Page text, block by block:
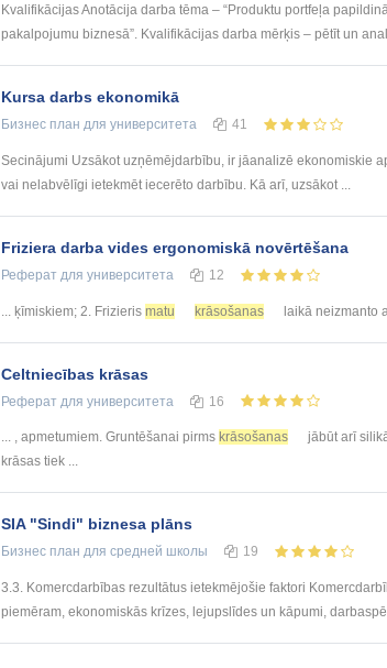
Kvalifikācijas Anotācija darba tēma – “Produktu portfeļa
pakalpojumu biznesā”. Kvalifikācijas darba mērķis – pētīt un
Kursa darbs ekonomikā
Бизнес план для университета 41
Secinājumi Uzsākot uzņēmējdarbību, ir jāanalizē ekonomiskie
vai nelabvēlīgi ietekmēt iecerēto darbību. Kā arī, uzsākot ...
Friziera darba vides ergonomiskā novērtēšana
Реферат для университета 12
... ķīmiskiem; 2. Frizieris matu krāsošanas laikā neizmanto
Celtniecības krāsas
Реферат для университета 16
... , apmetumiem. Gruntēšanai pirms krāsošanas jābūt arī
krāsas tiek ...
SIA "Sindi" biznesa plāns
Бизнес план для средней школы 19
3.3. Komercdarbības rezultātus ietekmējošie faktori
piemēram, ekonomiskās krīzes, lejupslīdes un kāpumi,